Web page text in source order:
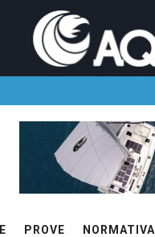
PROVE NORMATIVA